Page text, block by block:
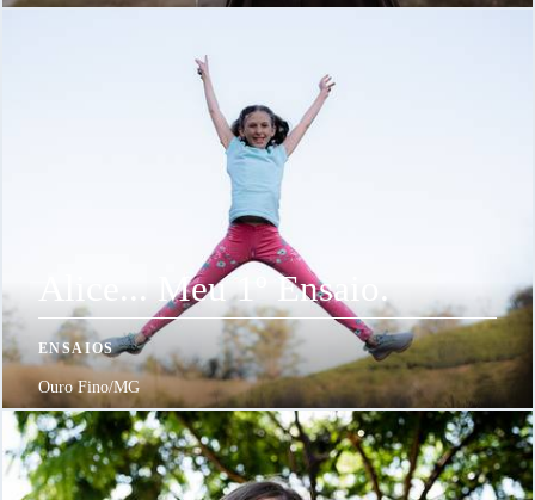
Alice... Meu 1º Ensaio.
ENSAIOS
Ouro Fino/MG